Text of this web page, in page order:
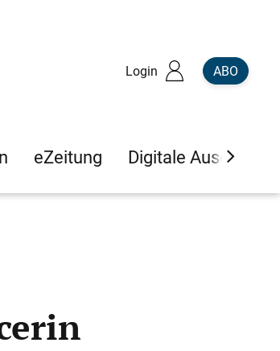
Login ABO
eZeitung Digitale Ausgaben